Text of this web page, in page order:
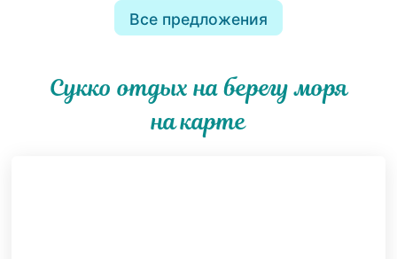
Все предложения
Сукко отдых на берегу моря
на карте